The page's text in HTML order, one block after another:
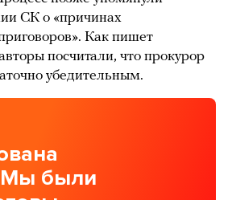
СК о «причинах
Как пишет
посчитали, что прокурор
убедительным.
Мы были